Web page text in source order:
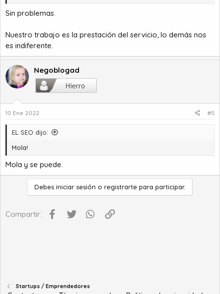
Sin problemas.
Nuestro trabajo es la prestación del servicio, lo demás nos
es indiferente.
Negoblogad
10 Ene 2022 #5
EL SEO dijo:
Mola!
Mola y se puede.
Debes iniciar sesión o registrarte para participar.
Compartir: Facebook
Twitter WhatsApp
Startups / Emprendedores